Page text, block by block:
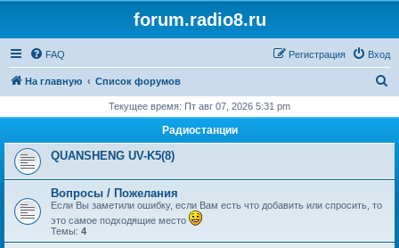
forum.radio8.ru
FAQ Вход
Регистрация
На главную Список форумов
с
Текущее время: Пт авг 07, 2026 5:31 pm
Радиостанции
QUANSHENG UV-K5(8)
Вопросы / Пожелания
Если Вы заметили ошибку, если Вам есть что добавить или спросить, то
это самое подходящие место
Темы: 4